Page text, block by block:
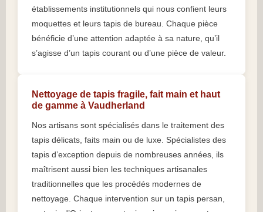
établissements institutionnels qui nous confient leurs
moquettes et leurs tapis de bureau. Chaque pièce
bénéficie d’une attention adaptée à sa nature, qu’il
s’agisse d’un tapis courant ou d’une pièce de valeur.
Nettoyage de tapis fragile, fait main et haut
de gamme à Vaudherland
Nos artisans sont spécialisés dans le traitement des
tapis délicats, faits main ou de luxe. Spécialistes des
tapis d’exception depuis de nombreuses années, ils
maîtrisent aussi bien les techniques artisanales
traditionnelles que les procédés modernes de
nettoyage. Chaque intervention sur un tapis persan,